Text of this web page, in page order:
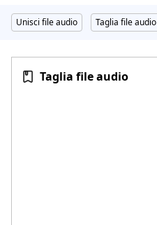
Unisci file audio Taglia file audio
Taglia file audio